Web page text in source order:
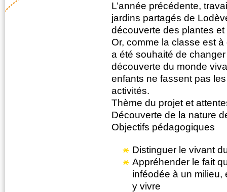
L’année précédente,
jardins partagés de
découverte des plantes
Or, comme la classe est
a été souhaité de
découverte du monde
enfants ne fassent pas
activités.
Thème du projet et
Découverte de la nature
Objectifs pédagogiques
Distinguer le vivant
Appréhender le fait
inféodée à un milieu,
y vivre